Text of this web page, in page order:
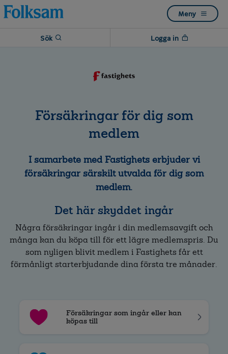
Till
navigation
Till
innehåll
Meny
Sök Logga in
Försäkringar för dig som
medlem
I samarbete med Fastighets erbjuder vi
försäkringar särskilt utvalda för dig som
medlem.
Det här skyddet ingår
Några försäkringar ingår i din medlemsavgift och
många kan du köpa till för ett lägre medlemspris. Du
som nyligen blivit medlem i Fastighets får ett
förmånligt starterbjudande dina första tre månader.
Försäkringar som ingår eller kan
köpas till